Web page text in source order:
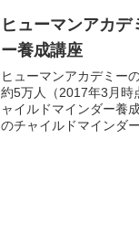
ヒューマンアカ
ー養成講座
ヒューマンアカデミー
約5万人（2017年3月時
ャイルドマインダー養
のチャイルドマインダ